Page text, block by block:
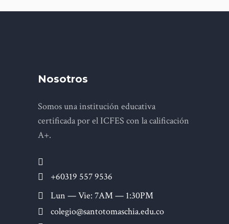
Nosotros
Somos una institución educativa
certificada por el ICFES con la calificación
A+.
+60319 557 9536
Lun — Vie: 7AM — 1:30PM
colegio@santotomaschia.edu.co